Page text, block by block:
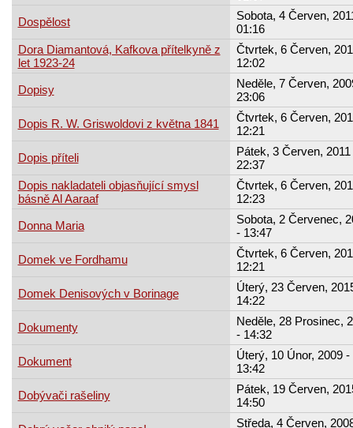
Dospělost
Sobota, 4 Červen,
01:16
Dora Diamantová, Kafkova přítelkyně z
let 1923-24
Čtvrtek, 6 Červen,
12:02
Dopisy
Neděle, 7 Červen,
23:06
Dopis R. W. Griswoldovi z května 1841
Čtvrtek, 6 Červen,
12:21
Dopis příteli
Pátek, 3 Červen, 2011
22:37
Dopis nakladateli objasňující smysl
básně Al Aaraaf
Čtvrtek, 6 Červen,
12:23
Donna Maria
Sobota, 2 Červenec,
- 13:47
Domek ve Fordhamu
Čtvrtek, 6 Červen,
12:21
Domek Denisových v Borinage
Úterý, 23 Červen,
14:22
Dokumenty
Neděle, 28 Prosinec,
- 14:32
Dokument
Úterý, 10 Únor, 2009 -
13:42
Dobývači rašeliny
Pátek, 19 Červen,
14:50
Středa, 4 Červen,